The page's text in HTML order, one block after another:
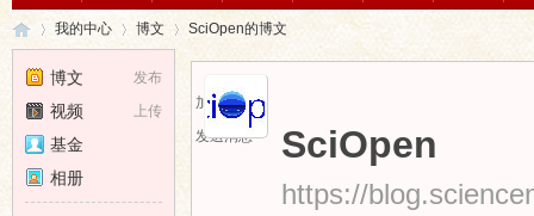
›
我的中心 博文 SciOpen的博文
加为好友
发送消息
SciOpen
https://
发布
博文
上传
视频
基金
相册